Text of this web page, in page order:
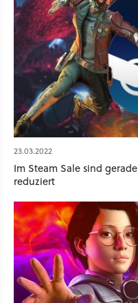
23.03.2022
Im Steam Sale sind
reduziert